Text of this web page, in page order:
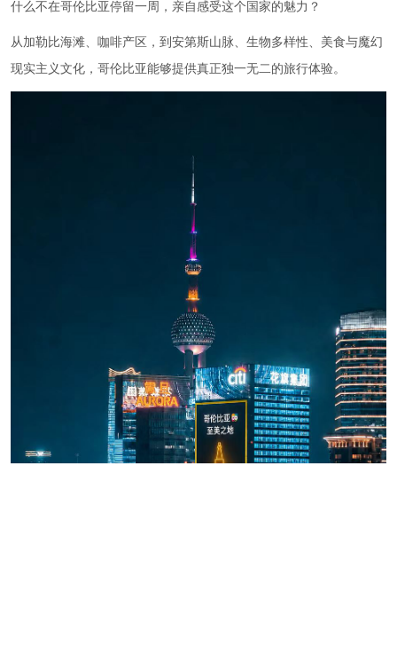
什么不在哥伦比亚停留一周，亲自感受这个国家的魅力？
从加勒比海滩、咖啡产区，到安第斯山脉、生物多样性、美食与魔幻
现实主义文化，哥伦比亚能够提供真正独一无二的旅行体验。